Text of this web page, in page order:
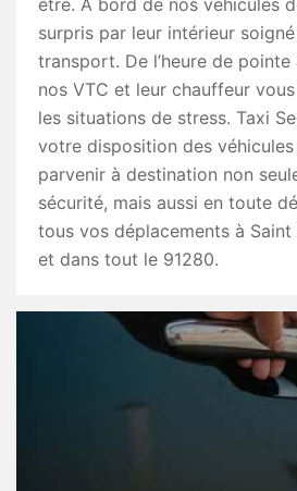
être. A bord de nos véhicules
surpris par leur intérieur
transport. De l’heure de
nos VTC et leur chauffeur
les situations de stress. Taxi
votre disposition des
parvenir à destination non
sécurité, mais aussi en toute
tous vos déplacements à Saint
et dans tout le 91280.